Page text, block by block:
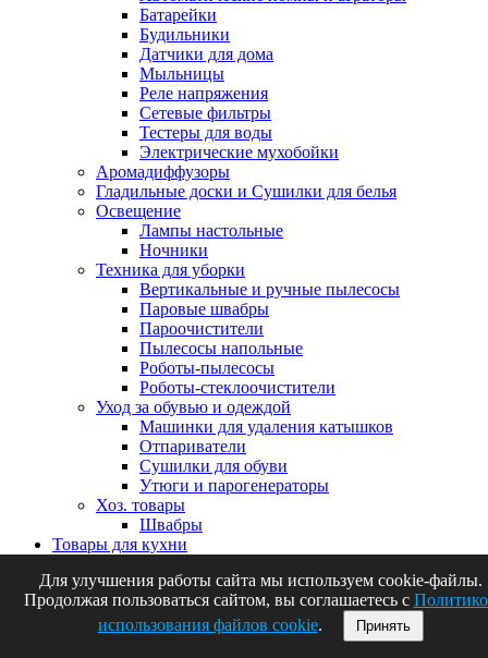
Батарейки
Будильники
Датчики для дома
Мыльницы
Реле напряжения
Сетевые фильтры
Тестеры для воды
Электрические мухобойки
Аромадиффузоры
Гладильные доски и Сушилки для белья
Освещение
Лампы настольные
Ночники
Техника для уборки
Вертикальные и ручные пылесосы
Паровые швабры
Пароочистители
Пылесосы напольные
Роботы-пылесосы
Роботы-стеклоочистители
Уход за обувью и одеждой
Машинки для удаления катышков
Отпариватели
Сушилки для обуви
Утюги и парогенераторы
Хоз. товары
Швабры
Товары для кухни
Винные аксессуары
Кухонные ножи и ножницы
Мельницы для специй
Точилки для ножей и открывалки
Для улучшения работы сайта мы используем cookie-файлы.
Продолжая пользоваться сайтом, вы соглашаетесь с
использования файлов cookie. Принять